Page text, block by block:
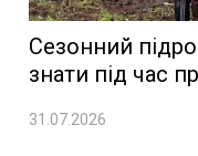
Сезонний
знати під час
31.07.2026